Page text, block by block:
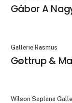
Gábor A
Gallerie Rasmus
Gøttrup &
Wilson Saplana